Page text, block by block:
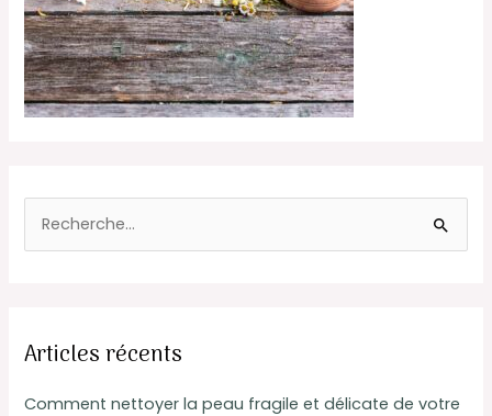
e
Articles récents
Comment nettoyer la peau fragile et délicate de votre